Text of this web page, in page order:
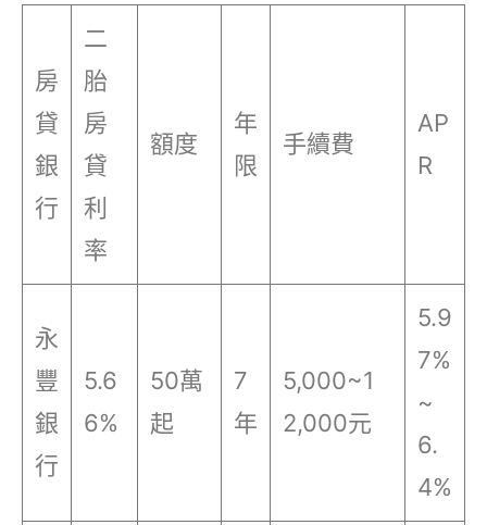
房
貸
銀
行
二
胎
房
貸
利
率
額度
年
限
手續費
AP
R
永
豐
銀
行
5.6
6%
50萬
起
7
年
5,000~1
2,000元
5.9
7%
~
6.
4%